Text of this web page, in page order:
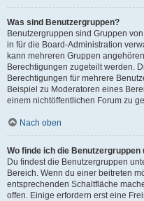
Was sind Benutzergruppen?
Benutzergruppen sind Gruppen
in für die Board-Administration
kann mehreren Gruppen
Berechtigungen zugeteilt werden.
Berechtigungen für mehrere
Beispiel zu Moderatoren eines
einem nichtöffentlichen Forum zu
Nach oben
Wo finde ich die
Du findest die Benutzergruppen
Bereich. Wenn du einer beitreten
entsprechenden Schaltfläche
offen. Einige erfordern erst eine